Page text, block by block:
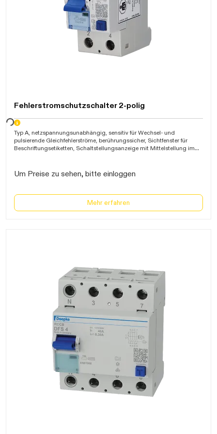
Fehlerstromschutzschalter 2-polig
Typ A, netzspannungsunabhängig, sensitiv für Wechsel- und
pulsierende Gleichfehlerströme, berührungssicher, Sichtfenster für
Beschriftungsetiketten, Schaltstellungsanzeige mit Mittelstellung im
Bauhöhe 85mm, IP20, VDE
Um Preise zu sehen, bitte einloggen
Mehr erfahren